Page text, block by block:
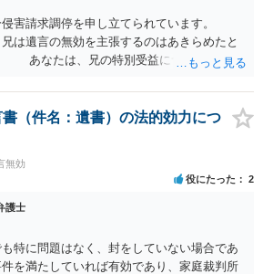
侵害請求調停を申し立てられています。
は遺言の無効を主張するのはあきらめたと
あなたは、兄の特別受益について立証し
れた方がよいと思います。
（件名：遺書）の法的効力につ
無効
役にたった 2
護士
も特に問題はなく、封をしていない場合であ
を満たしていれば有効であり、家庭裁判所